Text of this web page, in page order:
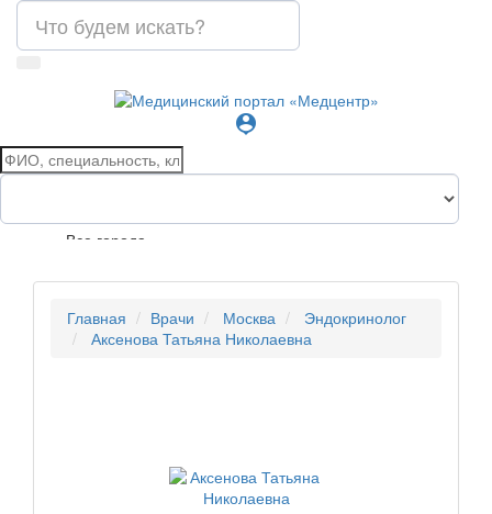
person_pin
Все города
Главная Врачи Москва
Эндокринолог
Аксенова Татьяна Николаевна